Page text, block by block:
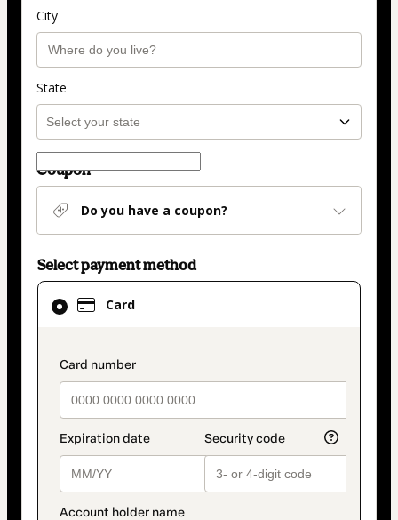
City
State
Coupon
Do you have a coupon?
Select payment method
Card
payment_data.section_title_v2
Card
selected
method